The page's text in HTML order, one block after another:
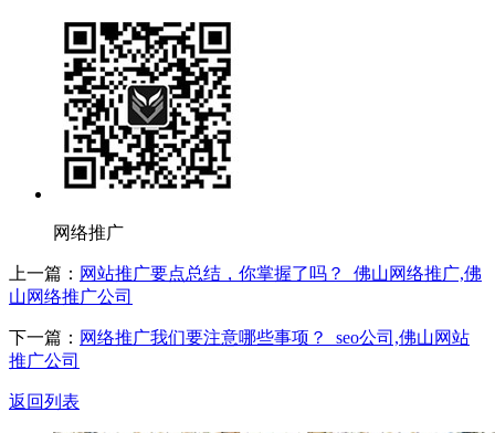
网络推广
上一篇： 网站推广要点总结，你掌握了吗？_佛山网络推广,佛
山网络推广公司
下一篇： 网络推广我们要注意哪些事项？_seo公司,佛山网站
推广公司
返回列表